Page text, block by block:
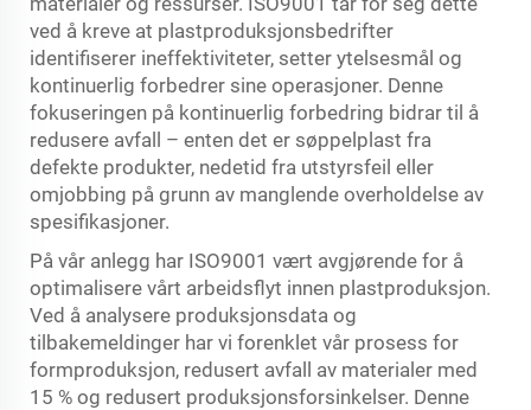
ved å kreve at plastproduksjonsbedrifter
identifiserer ineffektiviteter, setter ytelsesmål og
kontinuerlig forbedrer sine operasjoner. Denne
fokuseringen på kontinuerlig forbedring bidrar til å
redusere avfall – enten det er søppelplast fra
defekte produkter, nedetid fra utstyrsfeil eller
omjobbing på grunn av manglende overholdelse av
spesifikasjoner.
På vår anlegg har ISO9001 vært avgjørende for å
optimalisere vårt arbeidsflyt innen plastproduksjon.
Ved å analysere produksjonsdata og
tilbakemeldinger har vi forenklet vår prosess for
formproduksjon, redusert avfall av materialer med
15 % og redusert produksjonsforsinkelser. Denne